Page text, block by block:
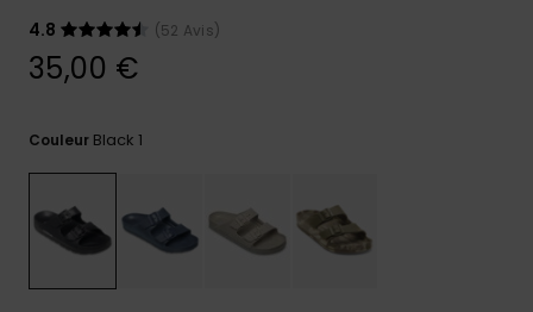
Démarrer
les plus
fréquentes
et notre
4.8
(52 Avis)
35,00 €
Couleur Black 1